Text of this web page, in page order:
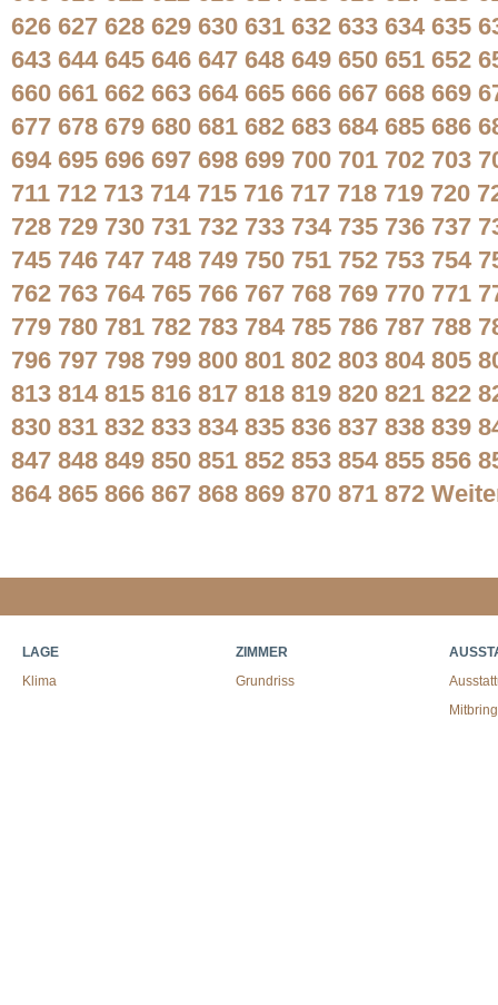
626 627 628 629 630 631 632 633 634 635
643 644 645 646 647 648 649 650 651 652
660 661 662 663 664 665 666 667 668 669
677 678 679 680 681 682 683 684 685 686
694 695 696 697 698 699 700 701 702 703
711 712 713 714 715 716 717 718 719 720
728 729 730 731 732 733 734 735 736 737
745 746 747 748 749 750 751 752 753 754
762 763 764 765 766 767 768 769 770 771
779 780 781 782 783 784 785 786 787 788
796 797 798 799 800 801 802 803 804 805
813 814 815 816 817 818 819 820 821 822
830 831 832 833 834 835 836 837 838 839
847 848 849 850 851 852 853 854 855 856
864 865 866 867 868 869 870 871 872
LAGE
Klima
ZIMMER
Grundriss